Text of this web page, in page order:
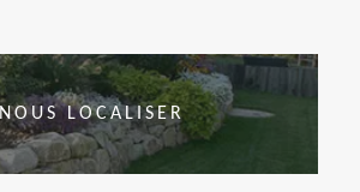
NOUS LOCALISER